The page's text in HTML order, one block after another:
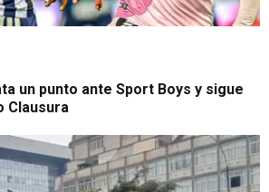
un punto ante Sport Boys y sigue
Clausura